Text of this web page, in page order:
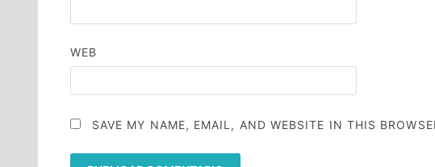
WEB
SAVE MY NAME, EMAIL, AND WEBSITE IN THIS